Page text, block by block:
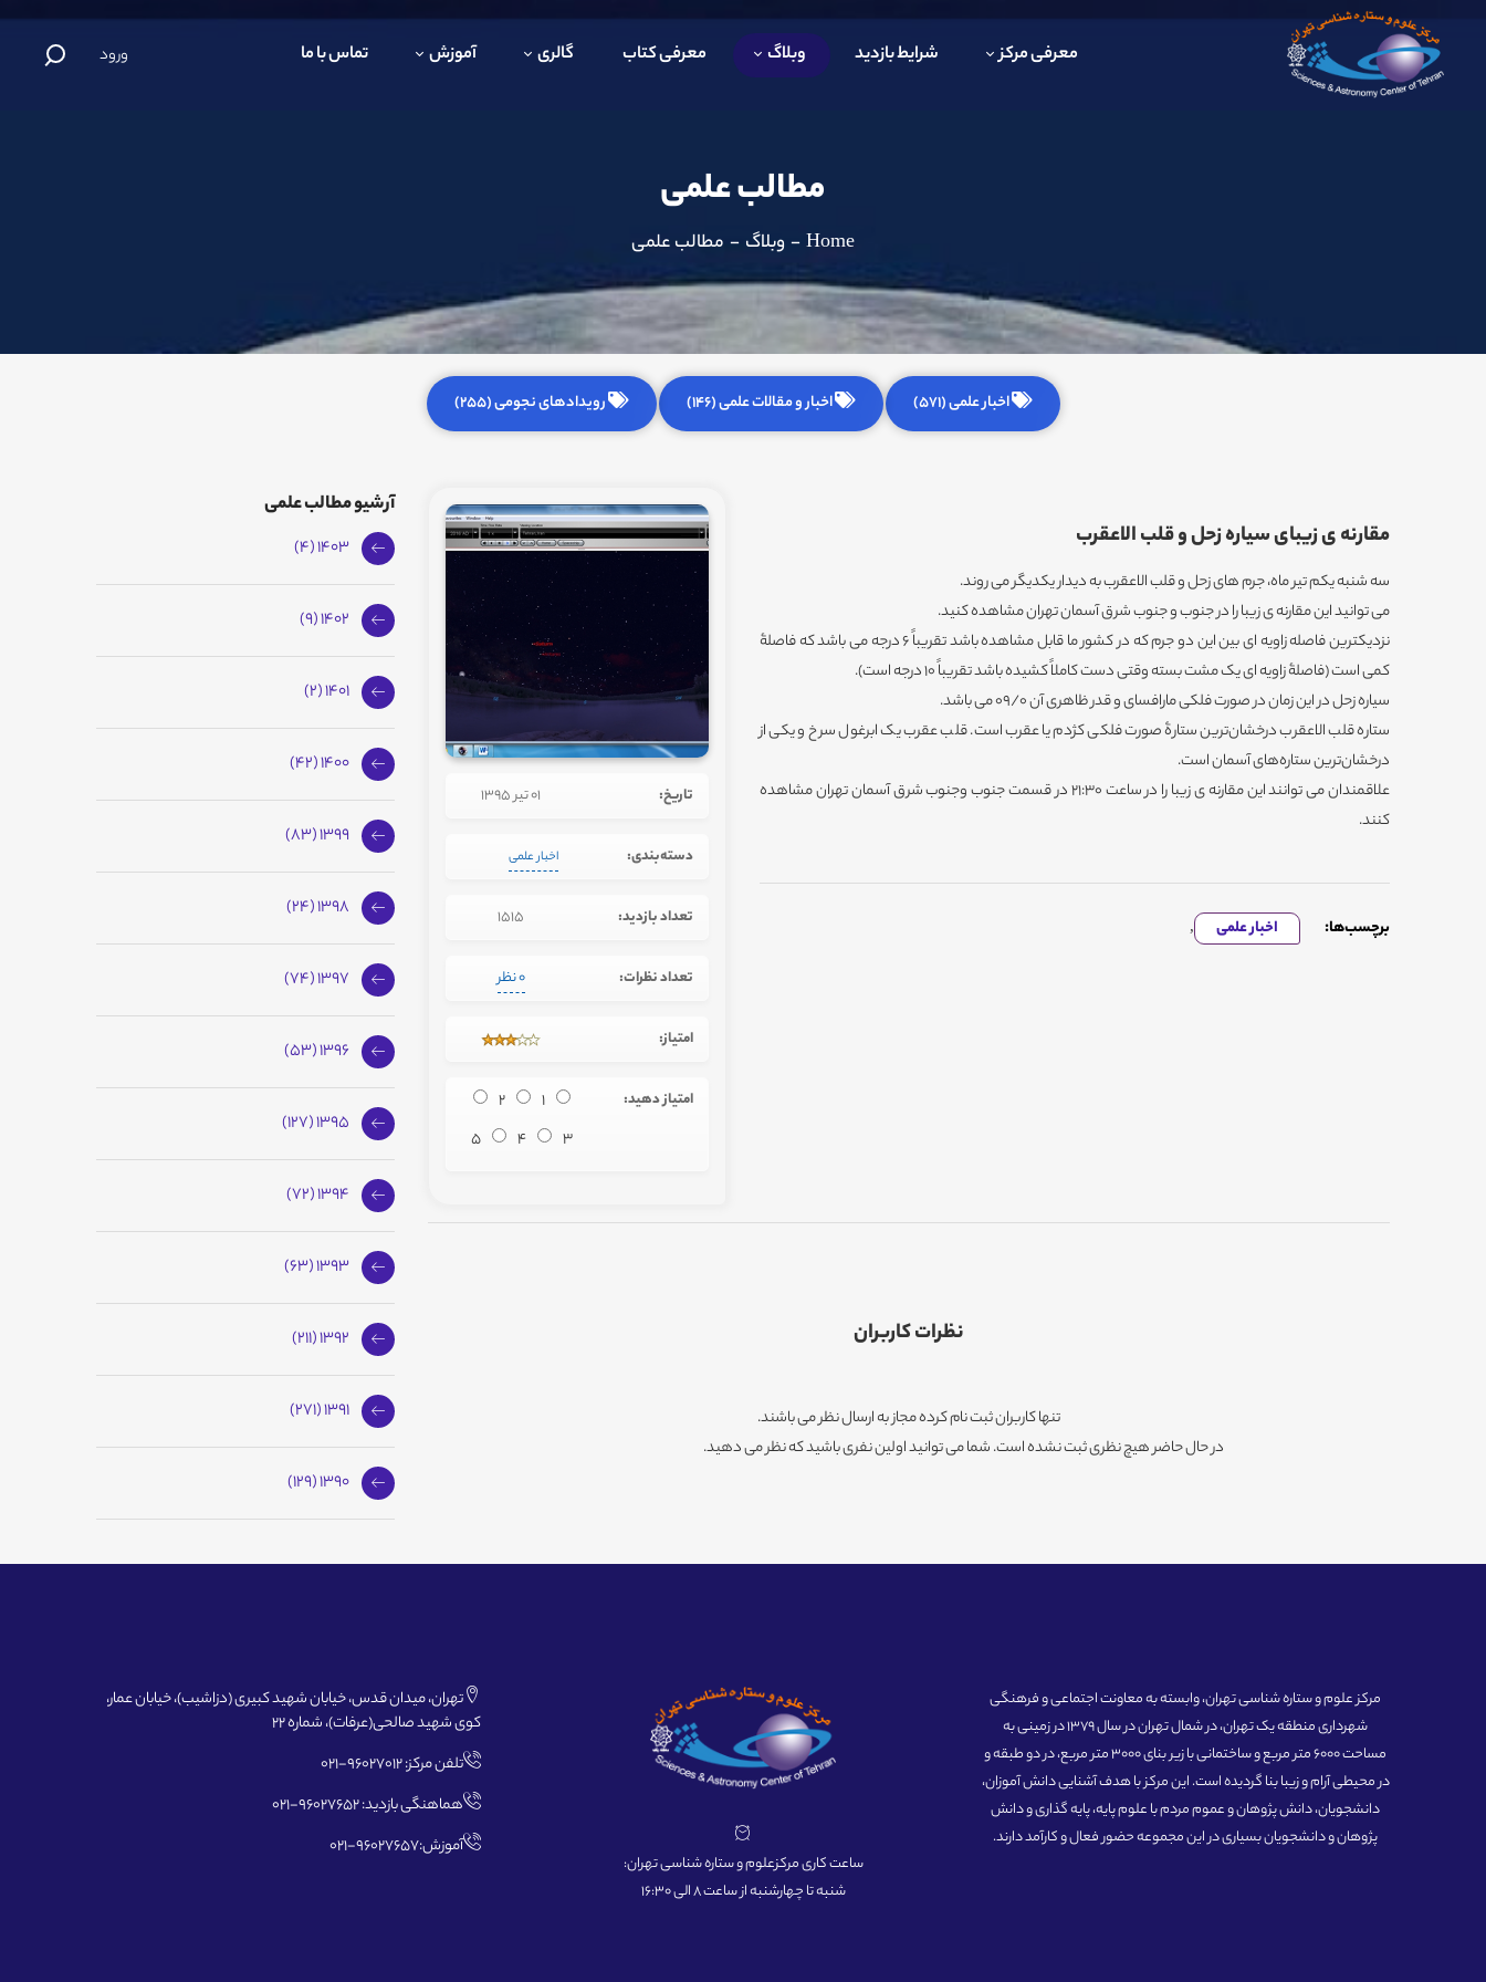
معرفی مرکز شرایط بازدید وبلاگ معرفی کتاب گالری آموزش تماس با ما ورود
مطالب علمی
Home
- وبلاگ - مطالب علمی
اخبار علمی (571) اخبار و مقالات علمی (146) رویدادهای نجومی (255)
مقارنه ی زیبای سیاره زحل و قلب الاعقرب
سه شنبه یکم تیر ماه، جرم های زحل و قلب الاعقرب به دیدار یکدیگر می روند.
می توانید این مقارنه ی زیبا را در جنوب و جنوب شرق آسمان تهران مشاهده کنید.
نزدیکترین فاصله زاویه ای بین این دو جرم که در کشور ما قابل مشاهده باشد تقریباً 6 درجه می باشد که فاصلۀ
کمی است (فاصلۀ زاویه ای یک مشت بسته وقتی دست کاملاً کشیده باشد تقریباً 10 درجه است).
سیاره زحل در این زمان در صورت فلکی مارافسای و قدر ظاهری آن 09/0 می باشد.
ستاره قلب الاعقرب درخشان‌ترین ستارۀ صورت فلکی کژدم یا عقرب است. قلب عقرب یک ابرغول سرخ و یکی از
درخشان‌ترین ستاره‌های آسمان است.
علاقمندان می توانند این مقارنه ی زیبا را در ساعت 21:30 در قسمت جنوب وجنوب شرق آسمان تهران مشاهده
کنند.
برچسب‌ها: اخبار علمی ,
تاریخ: 01 تیر 1395
دسته‌بندی: اخبار علمی
تعداد بازدید: 1515
تعداد نظرات: 0 نظر
امتیاز:
امتیاز دهید: 1
2
3
4
5
نظرات کاربران
تنها کاربران ثبت نام کرده مجاز به ارسال نظر می باشند.
در حال حاضر هیچ نظری ثبت نشده است. شما می توانید اولین نفری باشید که نظر می دهید.
آرشیو مطالب علمی
1403 (4)
1402 (9)
1401 (2)
1400 (42)
1399 (83)
1398 (24)
1397 (74)
1396 (53)
1395 (127)
1394 (72)
1393 (63)
1392 (211)
1391 (271)
1390 (129)
مرکز علوم و ستاره شناسی تهران، وابسته به معاونت اجتماعی و فرهنگی
شهرداری منطقه یک تهران، در شمال تهران در سال 1379 در زمینی به
مساحت 6000 متر مربع و ساختمانی با زیر بنای 3000 متر مربع، در دو طبقه و
در محیطی آرام و زیبا بنا گردیده است. این مرکز با هدف آشنایی دانش آموزان،
دانشجویان، دانش پژوهان و عموم مردم با علوم پایه، پایه گذاری و دانش
پژوهان و دانشجویان بسیاری در این مجموعه حضور فعال و کارآمد دارند.
ساعت کاری مرکزعلوم و ستاره شناسی تهران:
شنبه تا چهارشنبه از ساعت 8 الی 16:30
تهران، میدان قدس، خیابان شهید کبیری (دزاشیب)، خیابان عمار،
کوی شهید صالحی(عرفات)، شماره 22
تلفن مرکز: 96027012-021
هماهنگی بازدید: 96027652-021
آموزش:96027657-021